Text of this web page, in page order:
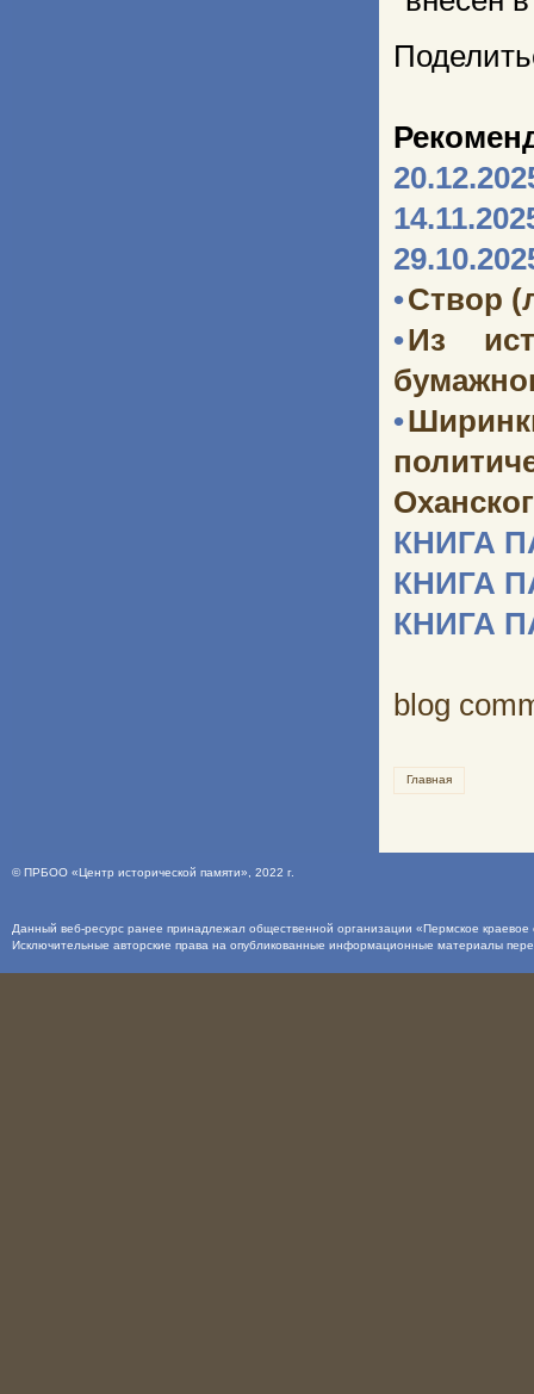
•Створ
•Из
•
КНИГА
КНИГА
КНИГА
blog
Главная
©ПРБОО «Центр исторической памяти» , 2022 г.
Данный веб-ресурс ранее принадлежал общественной организации «Пермское
Исключительные авторские права на опубликованные информационные материалы